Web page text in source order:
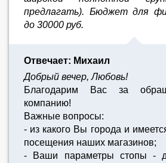
предлагать). Бюджет для
до 30000 руб.
Отвечает: Михаил
Добрый вечер, Любовь!
Благодарим Вас за
компанию!
Важные вопросы:
- из какого Вы города и
посещения наших магазинов;
- Ваши параметры стопы -